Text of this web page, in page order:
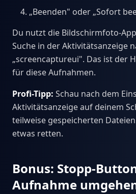
„Beenden" oder „Sofort
Du nutzt die Bildschirmfoto-
Suche in der Aktivitätsanzeige
„screencaptureui". Das ist der
für diese Aufnahmen.
Profi-Tipp: Schau nach dem
Aktivitätsanzeige auf deinem
teilweise gespeicherten
etwas retten.
Bonus: Stopp-
Aufnahme